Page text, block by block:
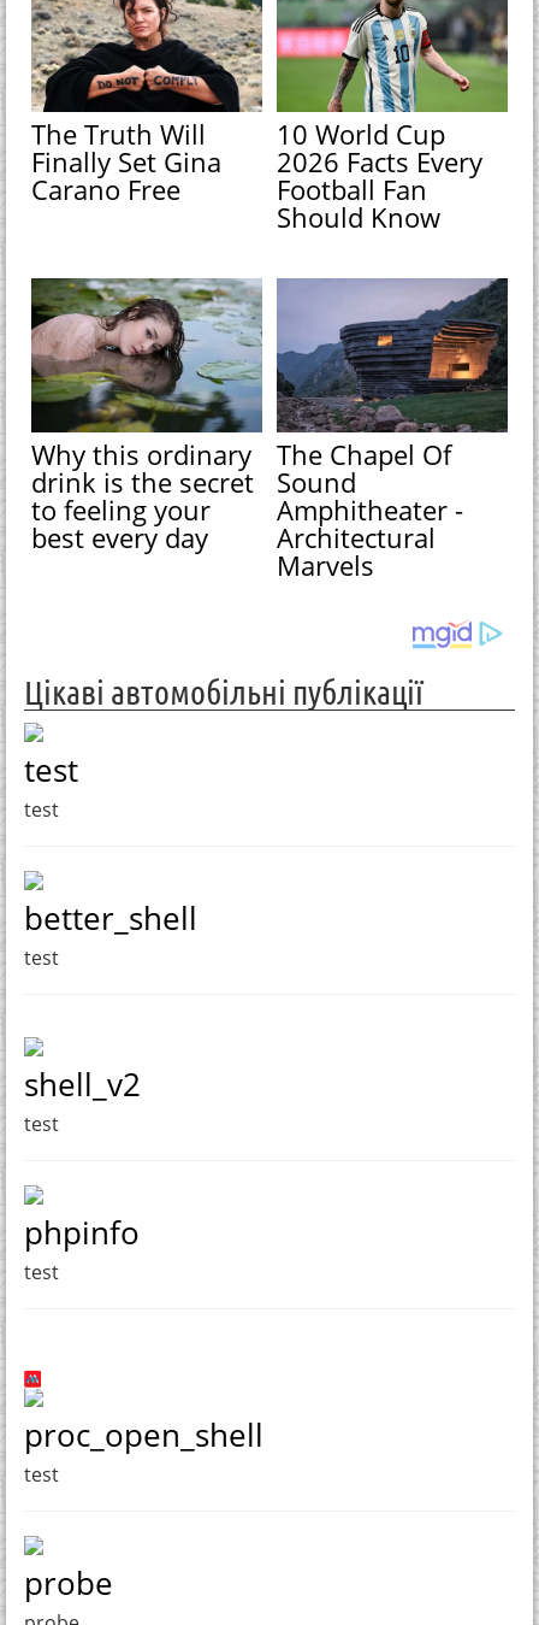
The Truth Will
Finally Set Gina
Carano Free
10 World Cup
2026 Facts Every
Football Fan
Should Know
Why this ordinary
drink is the secret
to feeling your
best every day
The Chapel Of
Sound
Amphitheater -
Architectural
Marvels
Цікаві автомобільні публікації
test
test
better_shell
test
shell_v2
test
phpinfo
test
proc_open_shell
test
probe